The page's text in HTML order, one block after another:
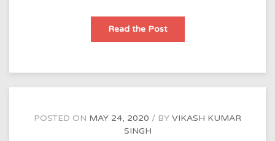
Read the Postआजादी
POSTED ON MAY 24, 2020 BY VIKASH KUMAR
SINGH